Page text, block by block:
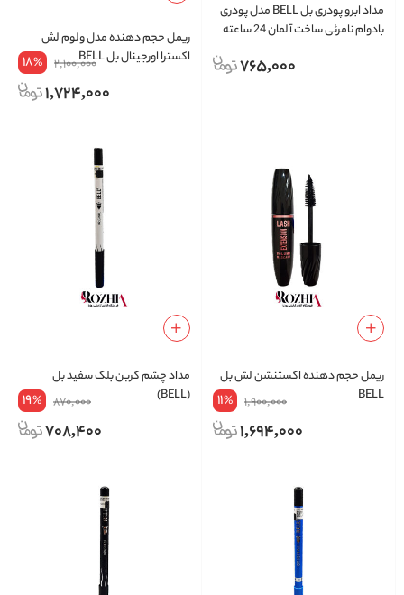
مداد ابرو پودری بل BELL مدل پودری
بادوام نامرئی ساخت آلمان 24 ساعته
765,000
ریمل حجم دهنده مدل ولوم لش
اکسترا اورجینال بل BELL 2,100,000
18%
1,724,000
ریمل حجم دهنده اکستنشن لش بل
BELL
1,900,000
11%
1,694,000
مداد چشم کربن بلک سفید بل
(BELL)
870,000
19%
708,400